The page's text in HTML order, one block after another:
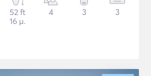
52 ft
16 μ.
4 3 3